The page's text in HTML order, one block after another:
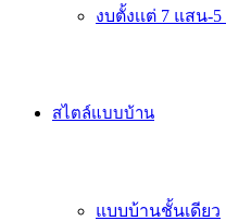
งบตั้งเเต่ 7 แสน-
สไตล์แบบบ้าน
แบบบ้านชั้นเดียว